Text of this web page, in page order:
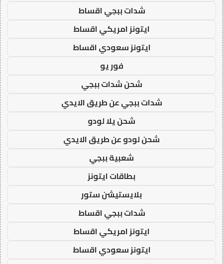
شدات ببجي اقساط
ايتونز امريكي اقساط
ايتونز سعودي اقساط
فور يو
شحن شدات ببجي
شدات ببجي عن طريق الايدي
شحن يلا لودو
شحن لودو عن طريق الايدي
شعبية ببجي
بطاقات ايتونز
بلايستيشن ستور
شدات ببجي اقساط
ايتونز امريكي اقساط
ايتونز سعودي اقساط